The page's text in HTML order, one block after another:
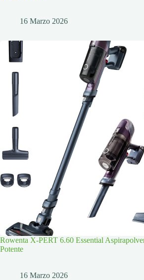
16 Marzo 2026
Rowenta X-PERT 6.60 Essential
Potente
16 Marzo 2026